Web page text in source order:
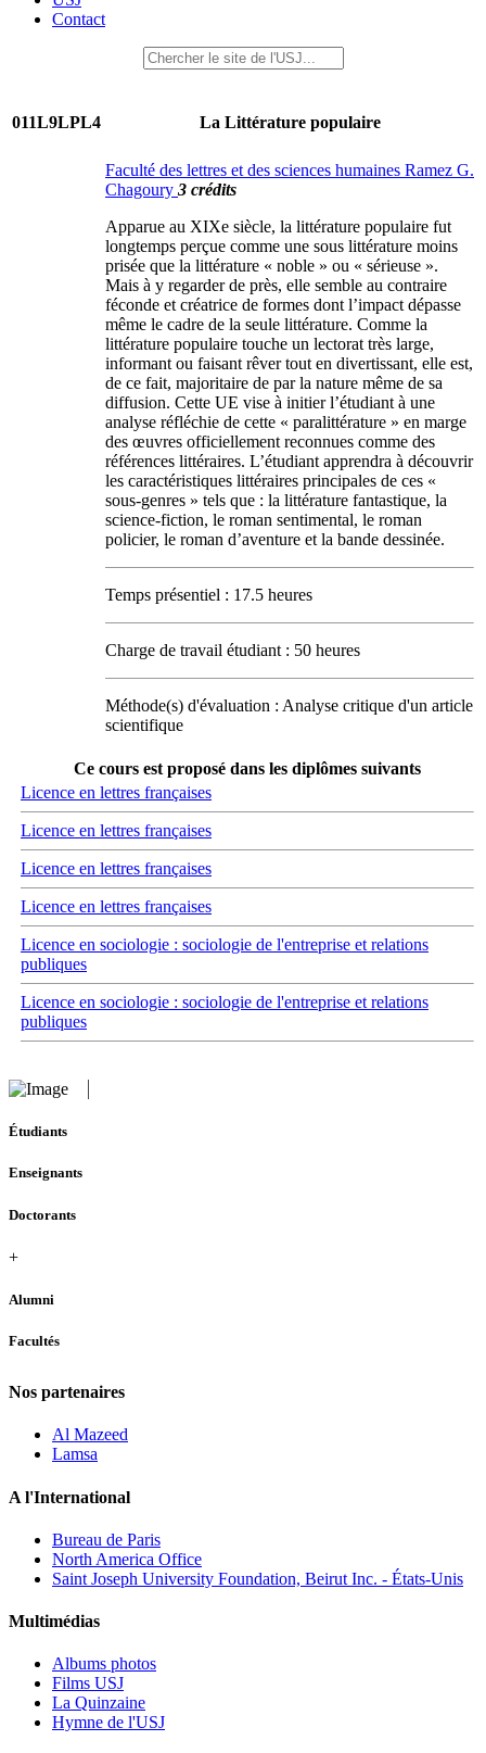
Contact
011L9LPL4 La Littérature populaire
Faculté des lettres et des sciences humaines Ramez G.
Chagoury 3 crédits
Apparue au XIXe siècle, la littérature populaire fut
longtemps perçue comme une sous littérature moins
prisée que la littérature « noble » ou « sérieuse ».
Mais à y regarder de près, elle semble au contraire
féconde et créatrice de formes dont l’impact dépasse
même le cadre de la seule littérature. Comme la
littérature populaire touche un lectorat très large,
informant ou faisant rêver tout en divertissant, elle est,
de ce fait, majoritaire de par la nature même de sa
diffusion. Cette UE vise à initier l’étudiant à une
analyse réfléchie de cette « paralittérature » en marge
des œuvres officiellement reconnues comme des
références littéraires. L’étudiant apprendra à découvrir
les caractéristiques littéraires principales de ces «
sous-genres » tels que : la littérature fantastique, la
science-fiction, le roman sentimental, le roman
policier, le roman d’aventure et la bande dessinée.
Temps présentiel : 17.5 heures
Charge de travail étudiant : 50 heures
Méthode(s) d'évaluation : Analyse critique d'un article
scientifique
Ce cours est proposé dans les diplômes suivants
Licence en lettres françaises
Licence en lettres françaises
Licence en lettres françaises
Licence en lettres françaises
Licence en sociologie : sociologie de l'entreprise et relations
publiques
Licence en sociologie : sociologie de l'entreprise et relations
publiques
Étudiants
Enseignants
Doctorants
+
Alumni
Facultés
Nos partenaires
Al Mazeed
Lamsa
A l'International
Bureau de Paris
North America Office
Saint Joseph University Foundation, Beirut Inc. - États-Unis
Multimédias
Albums photos
Films USJ
La Quinzaine
Hymne de l'USJ